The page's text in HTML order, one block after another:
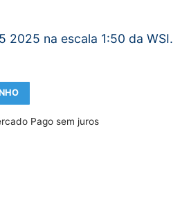
2025 na escala 1:50 da WSI.
Pago sem juros